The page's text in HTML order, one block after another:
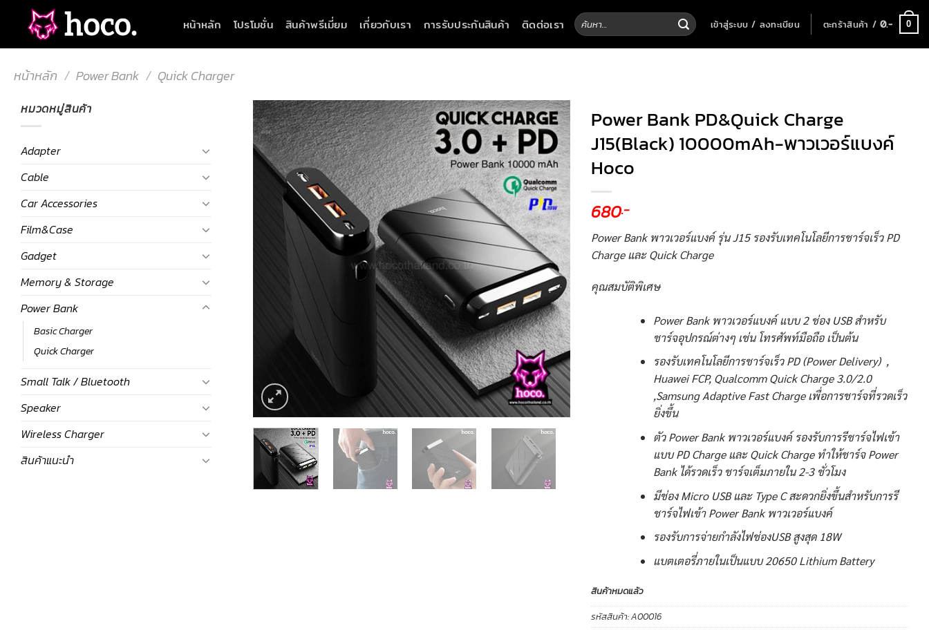
content
หน้าหลัก โปรโมชั่น สินค้าพรีเมี่ยม เกี่ยวกับเรา การรับประกันสินค้า ติดต่อเรา ค้นหา: เข้าสู่ระบบ / ลงทะเบียน ตะกร้าสินค้า /0.- 0
หน้าหลัก / Power Bank / Quick Charger
หมวดหมู่สินค้า
Adapter
Cable
Car Accessories
Film&Case
Gadget
Memory & Storage
Power Bank
Basic Charger
Quick Charger
Small Talk / Bluetooth
Speaker
Wireless Charger
สินค้าแนะนำ
Power Bank PD&Quick Charge
J15(Black) 10000mAh-พาวเวอร์แบงค์
Hoco
680.-
Power Bank พาวเวอร์แบงค์ รุ่น J15 รองรับเทคโนโลยีการชาร์จเร็ว PD
Charge และ Quick Charge
คุณสมบัติพิเศษ
Power Bank พาวเวอร์แบงค์ แบบ 2 ช่อง USB สำหรับ
ชาร์จอุปกรณ์ต่างๆ เช่น โทรศัพท์มือถือ เป็นต้น
รองรับเทคโนโลยีการชาร์จเร็ว PD (Power Delivery) ,
Huawei FCP, Qualcomm Quick Charge 3.0/2.0
,Samsung Adaptive Fast Charge เพื่อการชาร์จที่รวดเร็ว
ยิ่งขึ้น
ตัว Power Bank พาวเวอร์แบงค์ รองรับการรีชาร์จไฟเข้า
แบบ PD Charge และ Quick Charge ทำให้ชาร์จ Power
Bank ได้รวดเร็ว ชาร์จเต็มภายใน 2-3 ชั่วโมง
มีช่อง Micro USB และ Type C สะดวกยิ่งขึ้นสำหรับการรี
ชาร์จไฟเข้า Power Bank พาวเวอร์แบงค์
รองรับการจ่ายกำลังไฟช่องUSB สูงสุด 18W
แบตเตอรี่ภายในเป็นแบบ 20650 Lithium Battery
สินค้าหมดแล้ว
รหัสสินค้า:A00016